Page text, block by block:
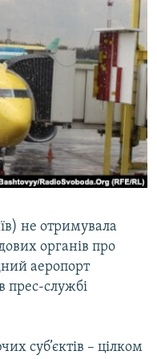
не отримувала
органів про
аеропорт
прес-службі
суб’єктів – цілком